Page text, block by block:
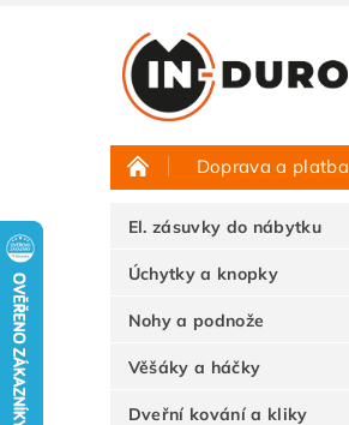
Doprava a platba
Půjčovna vzorků
El. zásuvky do nábytku
Úchytky a knopky
Nohy a podnože
Věšáky a háčky
Dveřní kování a kliky